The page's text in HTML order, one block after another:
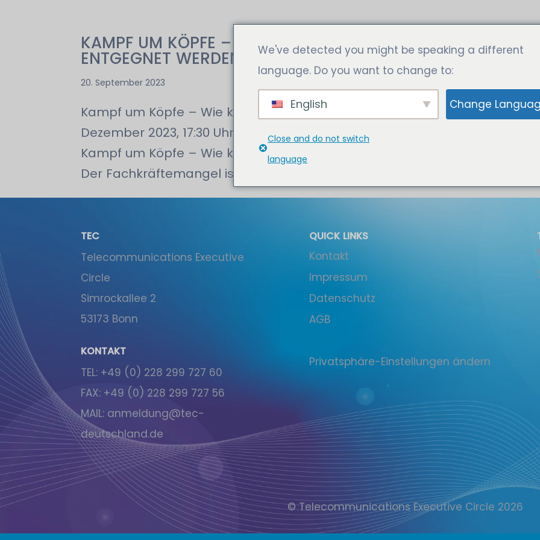
KAMPF UM KÖPFE – WIE KANN DEM FACHKRÄFTEMANGEL
ENTGEGNET WERDEN?
20. September 2023
Kampf um Köpfe – Wie kann dem fachkräftemangel entgegnet werden?
Dezember 2023, 17:30 Uhr Mehr Erfahren BitteScrollen " TEC-VERANSTALTUNG
Kampf um Köpfe – Wie kann dem Fachkräftemangel entgegnet werden?
Der Fachkräftemangel ist in der TK-Industrie zu...
TEC
Tele­communications Executive
Circle
Simrockallee 2
53173 Bonn
KONTAKT
TEL: +49 (0) 228 299 727 60
FAX: +49 (0) 228 299 727 56
MAIL: anmeldung@tec-
deutschland.de
QUICK LINKS
Kontakt
Impressum
Datenschutz
AGB
Privatsphäre-Einstellungen ändern
© Telecommunications Executive Circle 2026
We've detected you might be speaking a different
language. Do you want to change to:
English Change
Close and do not switch
language